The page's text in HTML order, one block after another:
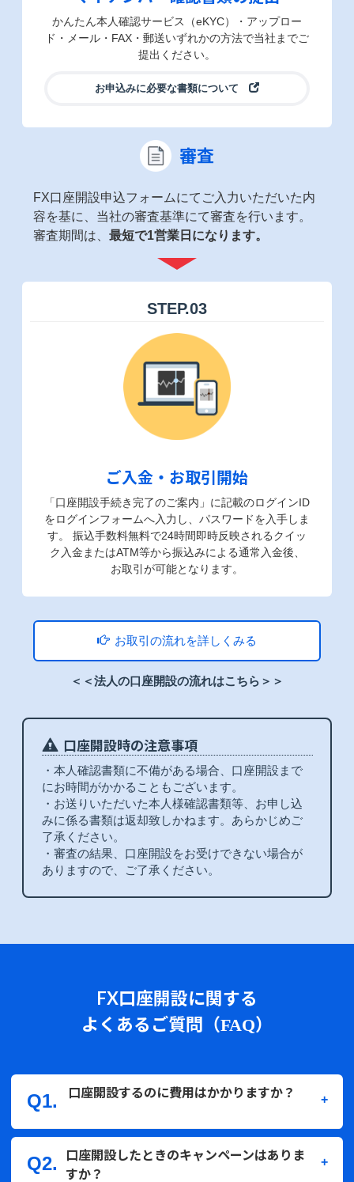
かんたん本人確認サービス（eKYC）・アップロー
ド・メール・FAX・郵送いずれかの方法で当社までご
提出ください。
お申込みに必要な書類について
審査
FX口座開設申込フォームにてご入力いただいた内
容を基に、当社の審査基準にて審査を行います。
審査期間は、 最短で1営業日になります。
STEP.03
ご入金・お取引開始
「口座開設手続き完了のご案内」に記載のログインID
をログインフォームへ入力し、パスワードを入手しま
す。 振込手数料無料で24時間即時反映されるクイッ
ク入金またはATM等から振込みによる通常入金後、
お取引が可能となります。
お取引の流れを詳しくみる
＜＜法人の口座開設の流れはこちら＞＞
口座開設時の注意事項
・本人確認書類に不備がある場合、口座開設まで
にお時間がかかることもございます。
・お送りいただいた本人様確認書類等、お申し込
みに係る書類は返却致しかねます。あらかじめご
了承ください。
・審査の結果、口座開設をお受けできない場合が
ありますので、ご了承ください。
FX口座開設に関する
よくあるご質問（FAQ）
Q1. 口座開設するのに費用はかかりますか？
お申込み、お取引利用にかかる費用はいずれも無料で
す。
Q2.
口座開設したときのキャンペーンはありま
すか？